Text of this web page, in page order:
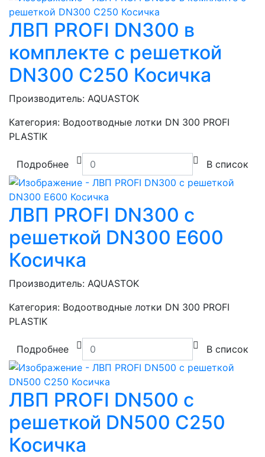
ЛВП PROFI DN300 в
комплекте с решеткой
DN300 C250 Косичка
Производитель: AQUASTOK
Категория: Водоотводные лотки DN 300 PROFI
PLASTIK
Подробнее В список
ЛВП PROFI DN300 с
решеткой DN300 E600
Косичка
Производитель: AQUASTOK
Категория: Водоотводные лотки DN 300 PROFI
PLASTIK
Подробнее В список
ЛВП PROFI DN500 с
решеткой DN500 C250
Косичка